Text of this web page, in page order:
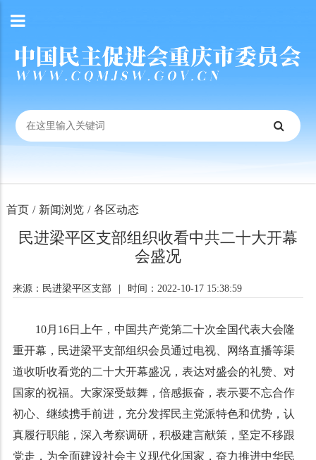
首页 / 新闻浏览 / 各区动态
民进梁平区支部组织收看中共二十大开幕
会盛况
来源：民进梁平区支部 时间：2022-10-17 15:38:59
10月16日上午，中国共产党第二十次全国代表大会隆
重开幕，民进梁平支部组织会员通过电视、网络直播等渠
道收听收看党的二十大开幕盛况，表达对盛会的礼赞、对
国家的祝福。大家深受鼓舞，倍感振奋，表示要不忘合作
初心、继续携手前进，充分发挥民主党派特色和优势，认
真履行职能，深入考察调研，积极建言献策，坚定不移跟
党走，为全面建设社会主义现代化国家，奋力推进中华民